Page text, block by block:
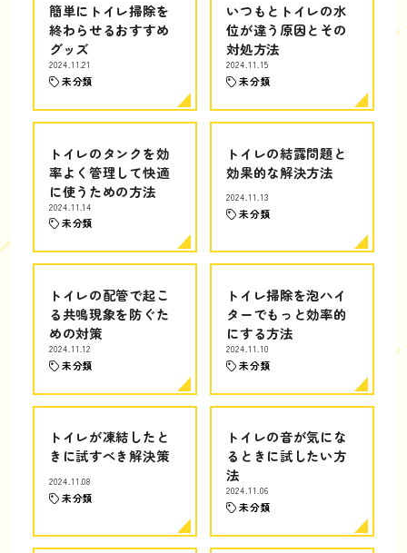
簡単にトイレ掃除を
終わらせるおすすめ
グッズ
2024.11.21
未分類
いつもとトイレの水
位が違う原因とその
対処方法
2024.11.15
未分類
トイレのタンクを効
率よく管理して快適
に使うための方法
2024.11.14
未分類
トイレの結露問題と
効果的な解決方法
2024.11.13
未分類
トイレの配管で起こ
る共鳴現象を防ぐた
めの対策
2024.11.12
未分類
トイレ掃除を泡ハイ
ターでもっと効率的
にする方法
2024.11.10
未分類
トイレが凍結したと
きに試すべき解決策
2024.11.08
未分類
トイレの音が気にな
るときに試したい方
法
2024.11.06
未分類